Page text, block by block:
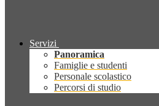
Servizi
Panoramica
Famiglie e studenti
Personale scolastico
Percorsi di studio